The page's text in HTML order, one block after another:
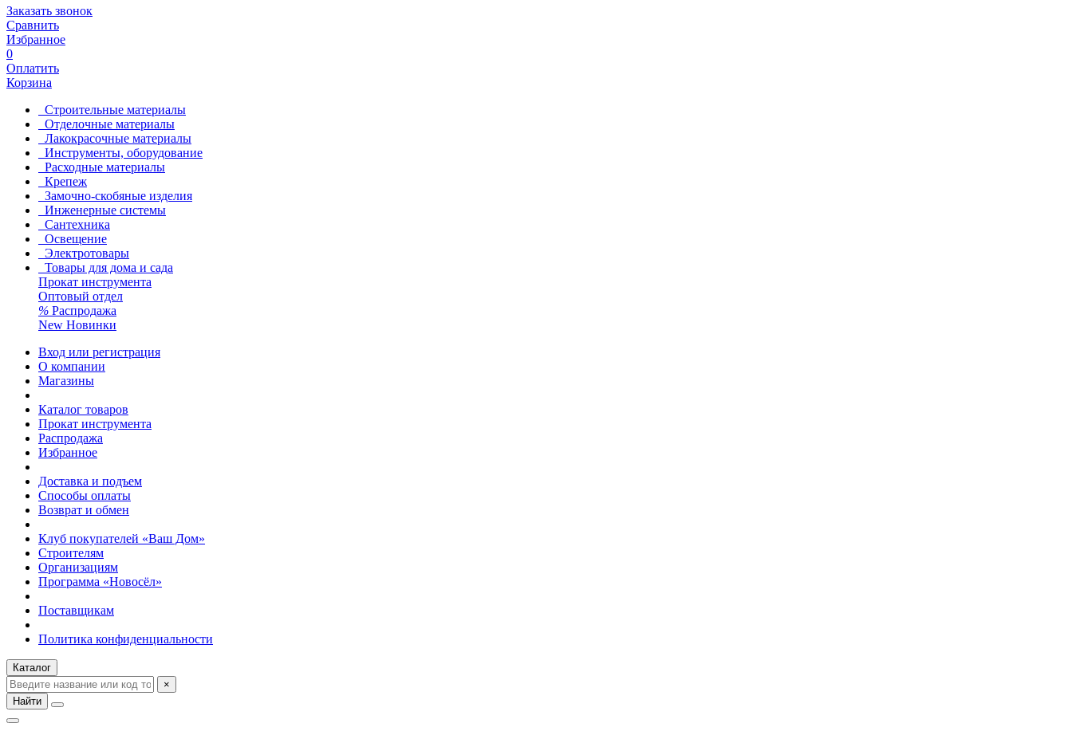
Заказать звонок
Сравнить
Избранное
0
Оплатить
Корзина
Строительные материалы
Отделочные материалы
Лакокрасочные материалы
Инструменты, оборудование
Расходные материалы
Крепеж
Замочно-скобяные изделия
Инженерные системы
Сантехника
Освещение
Электротовары
Товары для дома и сада
Прокат инструмента
Оптовый отдел
% Распродажа
New Новинки
Вход или регистрация
О компании
Магазины
Каталог товаров
Прокат инструмента
Распродажа
Избранное
Доставка и подъем
Способы оплаты
Возврат и обмен
Клуб покупателей «Ваш Дом»
Строителям
Организациям
Программа «Новосёл»
Поставщикам
Политика конфиденциальности
Каталог
×
Найти